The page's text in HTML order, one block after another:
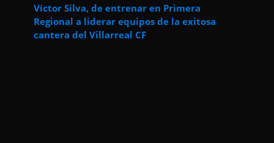
Víctor Silva, de entrenar en Primera
Regional a liderar equipos de la exitosa
cantera del Villarreal CF